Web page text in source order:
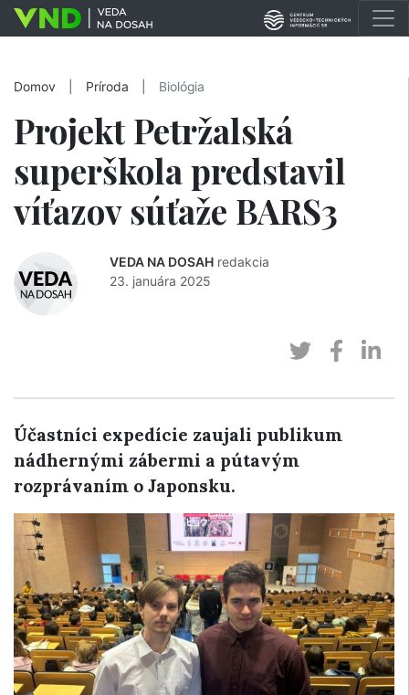
Domov Príroda Biológia
Projekt Petržalská
superškola predstavil
víťazov súťaže BARS3
VEDA NA DOSAH redakcia
23. januára 2025
Účastníci expedície zaujali publikum
nádhernými zábermi a pútavým
rozprávaním o Japonsku.